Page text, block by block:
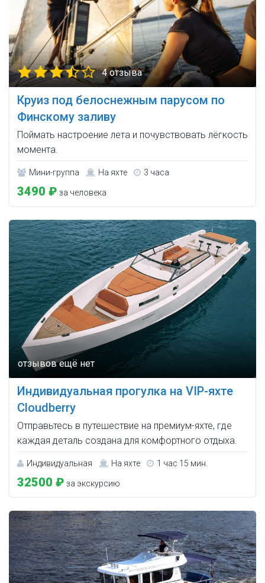
4 отзыва
Круиз под белоснежным парусом по
Финскому заливу
Поймать настроение лета и почувствовать лёгкость
момента.
Мини-группа На яхте 3 часа
3490 ₽ за человека
Индивидуальная прогулка на VIP-яхте
Cloudberry
Отправьтесь в путешествие на премиум-яхте, где
каждая деталь создана для комфортного отдыха.
Индивидуальная На яхте 1 час 15 мин.
32500 ₽ за экскурсию